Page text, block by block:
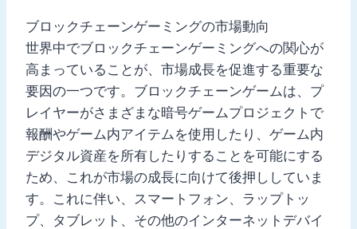
ブロックチェーンゲーミングの市場動向
世界中でブロックチェーンゲーミングへの関心が
高まっていることが、市場成長を促進する重要な
要因の一つです。ブロックチェーンゲームは、プ
レイヤーがさまざまな暗号ゲームプロジェクトで
報酬やゲーム内アイテムを使用したり、ゲーム内
デジタル資産を所有したりすることを可能にする
ため、これが市場の成長に向けて後押ししていま
す。これに伴い、スマートフォン、ラップトッ
プ、タブレット、その他のインターネットデバイ